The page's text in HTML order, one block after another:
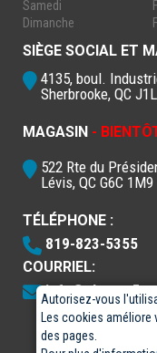
Autorisez-vous
Les cookies améliore
des pages.
Samedi
Dimanche
SIÈGE SOCIAL ET
4135, boul.
Sherbrooke, QC
MAGASIN -
522 Rte du
Lévis, QC G6C 1M9
TÉLÉPHONE :
819-823-5355
COURRIEL: